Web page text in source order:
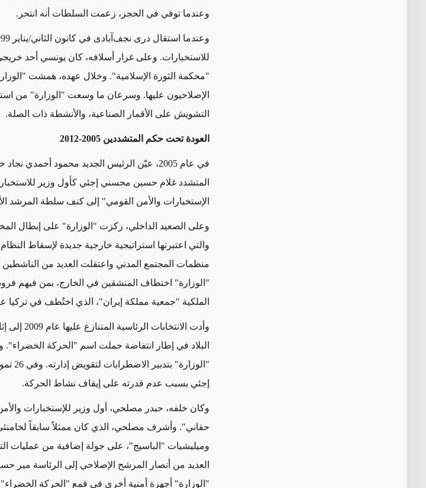
وعندما توفي في الحجز، زعمت السلطات أنه انتحر.
وعندما استقال
للاستخبارات. وعلى غرار أسلافه، كان يونسي أحد
"محكمة الثورة الإسلامية". وخلال عهده، همشت
الإصلاحيون عليها. وسرعان ما وسعت "الوزارة" من
التشويش على الأقمار
الصناعية، والأنشطة ذات الصلة.
العودة تحت حكم المتشددين 2005-2012
في
عام 2005، عيّن الرئيس الجديد محمود أحمدي
المتشدد غلام حسين محسني إجئي كأول وزير
الإستخبارات والأمن القومي" إلى كنف سلطة المرشد
وعلى الصعيد الداخلي، ركزت "الوزارة" على إبطال
والتي اعتبرتها استراتيجية خارجية جديدة لإسقاط
منظمات المجتمع المدني واعتقلت العديد من
"الوزارة" اختطاف المنشقين في الخارج، بمن فيهم
الملكية "جمعية مملكة إيران"، الذي اختُطف في تركيا عام
و أدت الانتخابات الرئاسية المتنازع عليها عام 2009 إلى إثارة احتجاجات جماعية في
البلاد في إطار انتفاضة حملت اسم "الحركة الخضراء".
"الوزارة" بتدبير الاضطرابات لتقويض إدارته. وفي 26 تموز/يوليو من
إجئي بسبب عدم قدرته على إيقاف نشاط الحركة.
وكان خلفه، حيدر مصلحي، أول وزير للإستخبارات
حقاني". وأشرف مصلحي، الذيكان ممثلاً سابقاً
وميليشيات "الباسيج"، على جولة إضافية من عمليات
العديد من أنصار المرشح الإصلاحي إلى الرئاسة
"الوزارة" أجهزة أمنية أخرى في قمع "الحركة